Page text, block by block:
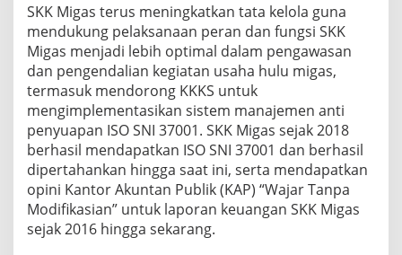
SKK Migas terus meningkatkan tata kelola guna
mendukung pelaksanaan peran dan fungsi SKK
Migas menjadi lebih optimal dalam pengawasan
dan pengendalian kegiatan usaha hulu migas,
termasuk mendorong KKKS untuk
mengimplementasikan sistem manajemen anti
penyuapan ISO SNI 37001. SKK Migas sejak 2018
berhasil mendapatkan ISO SNI 37001 dan berhasil
dipertahankan hingga saat ini, serta mendapatkan
opini Kantor Akuntan Publik (KAP) “Wajar Tanpa
Modifikasian” untuk laporan keuangan SKK Migas
sejak 2016 hingga sekarang.